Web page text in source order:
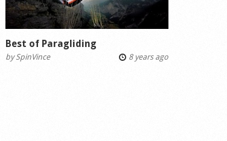
Best of Paragliding
bySpinVince 8 years ago